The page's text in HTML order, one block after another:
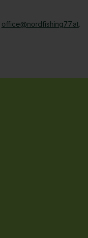
office@nordfishing77.at.